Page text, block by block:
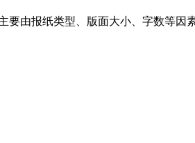
由报纸类型、版面大小、字数等